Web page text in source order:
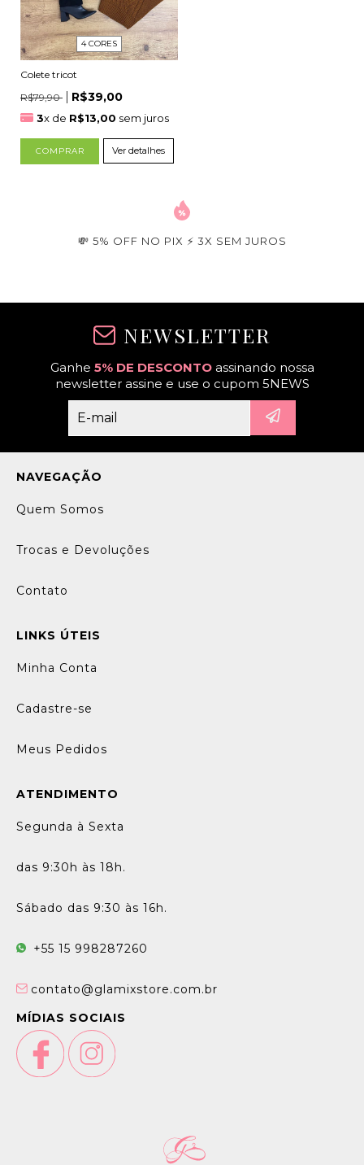
4 CORES
Colete tricot
R$79,90
R$39,00
3x de R$13,00 sem juros
COMPRAR Ver detalhes
💸 5% OFF NO PIX ⚡ 3X SEM JUROS
NEWSLETTER
Ganhe 5% DE DESCONTOassinando nossa
newsletter assine e use o cupom 5NEWS
NAVEGAÇÃO
Quem Somos
Trocas e Devoluções
Contato
LINKS ÚTEIS
Minha Conta
Cadastre-se
Meus Pedidos
ATENDIMENTO
Segunda à Sexta
das 9:30h às 18h.
Sábado das 9:30 às 16h.
+55 15 998287260
contato@glamixstore.com.br
MÍDIAS SOCIAIS